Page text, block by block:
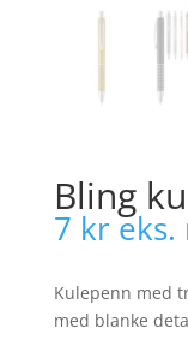
Bling
7 kreks.
Kulepenn med
med blanke